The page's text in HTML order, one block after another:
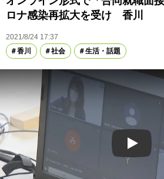
ロナ感染再拡大を受け 香川
2021/8/24 17:37
香川
社会 生活・話題
Play